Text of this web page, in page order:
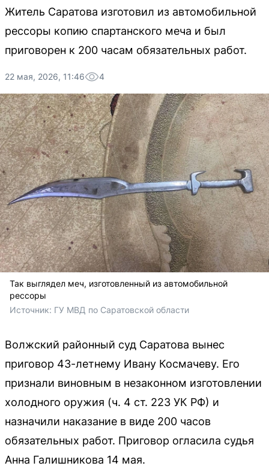
Житель Саратова изготовил из автомобильной
рессоры копию спартанского меча и был
приговорен к 200 часам обязательных работ.
22 мая, 2026, 11:46 4
Так выглядел меч, изготовленный из автомобильной
рессоры
Источник: ГУ МВД по Саратовской области
Волжский районный суд Саратова вынес
приговор 43-летнему Ивану Космачеву. Его
признали виновным в незаконном изготовлении
холодного оружия (ч. 4 ст. 223 УК РФ) и
назначили наказание в виде 200 часов
обязательных работ. Приговор огласила судья
Анна Галишникова 14 мая.